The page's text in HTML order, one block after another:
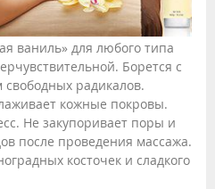
ваниль» для любого типа
Борется с
радикалов.
кожные покровы.
Не закупоривает поры и
после проведения массажа.
косточек и сладкого